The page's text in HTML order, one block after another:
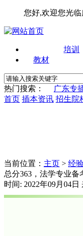
您好,欢迎您光临
培训
教材
热门搜索： 广东专
首页 插本资讯 招生院
当前位置： 主页 > 经
总分363，法学专业备
时间: 2022年09月04